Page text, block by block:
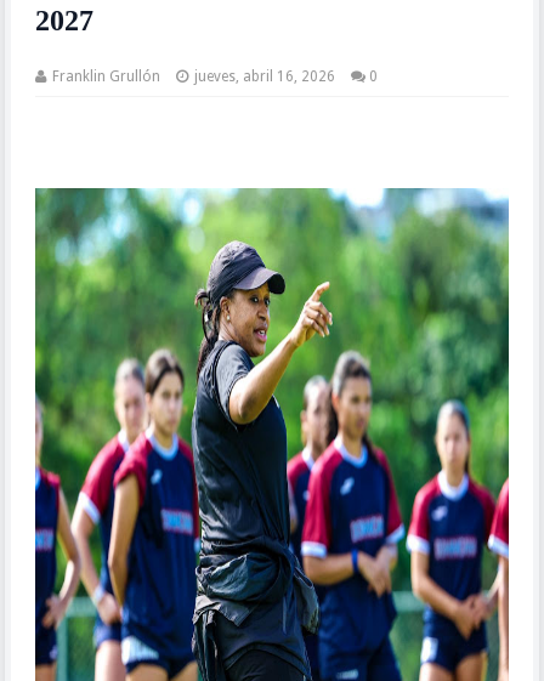
2027
Franklin Grullón jueves, abril 16, 2026 0